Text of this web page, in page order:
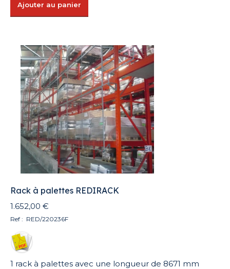
Ajouter au panier
Rack à palettes REDIRACK
1.652,00 €
Ref : RED/220236F
1 rack à palettes avec une longueur de 8671 mm